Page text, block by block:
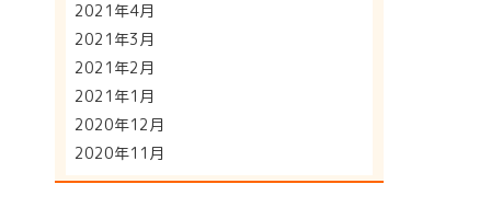
2021年4月
2021年3月
2021年2月
2021年1月
2020年12月
2020年11月